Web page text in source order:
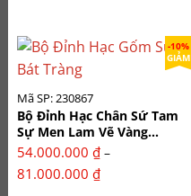
37.800.000 ₫-10%
GIẢM
Mã SP: 230867
Bộ Đỉnh Hạc Chân Sứ Tam
Sự Men Lam Vẽ Vàng
230867
54.000.000 ₫ –
81.000.000 ₫Khoảng